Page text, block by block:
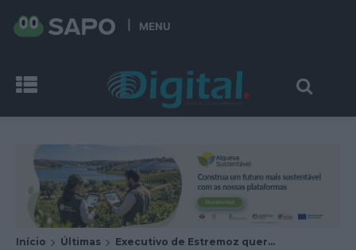
MENU
Início Últimas Executivo de Estremoz quer...